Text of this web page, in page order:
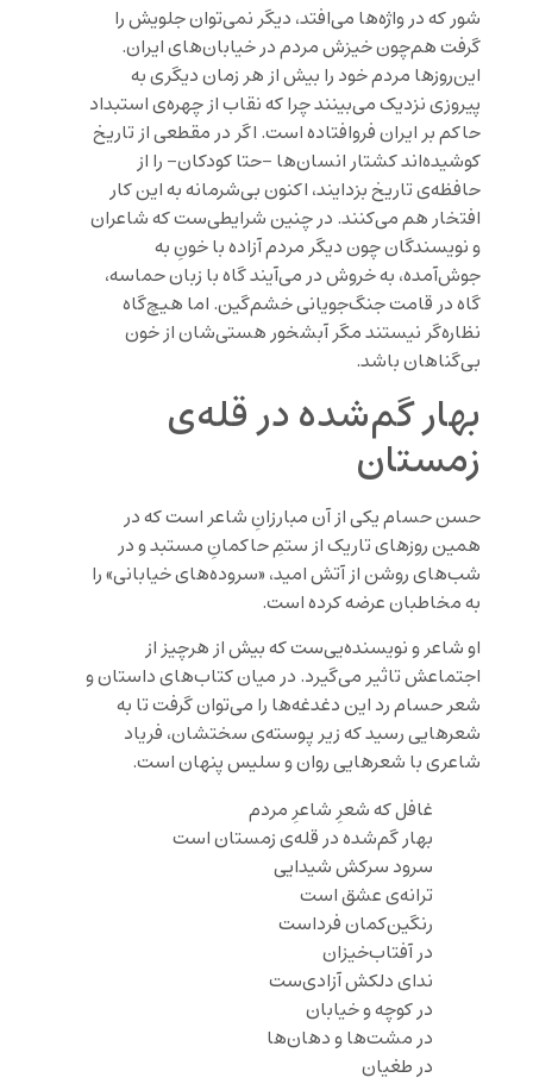
شور که در واژه‌ها می‌افتد، دیگر نمی‌توان جلویش را
گرفت هم‌چون خیزش مردم در خیابان‌های ایران.
این‌روزها مردم خود را بیش از هر زمان دیگری به
پیروزی نزدیک می‌بینند چرا که نقاب از چهره‌ی استبداد
حاکم بر ایران فروافتاده ‌است. اگر در مقطعی از تاریخ
کوشیده‌اند کشتار انسان‌ها -حتا کودکان- را از
حافظه‌ی تاریخ بزدایند، اکنون بی‌شرمانه به این کار
افتخار هم می‌کنند. در چنین شرایطی‌ست که شاعران
و نویسندگان چون دیگر مردم آزاده با خونِ به
جوش‌آمده، به خروش در می‌آیند گاه با زبان حماسه،
گاه در قامت جنگ‌جویانی خشم‌گین. اما هیچ‌گاه
نظاره‌گر نیستند مگر آبشخور هستی‌شان از خون
بی‌گناهان باشد.
بهار گم‌شده در قله‌ی
زمستان
حسن حسام یکی از آن مبارزانِ شاعر است که در
همین روزهای تاریک از ستمِ حاکمانِ مستبد و در
شب‌های روشن از آتش امید، «سروده‌های خیابانی» را
به مخاطبان عرضه کرده ‌است.
او شاعر و نویسنده‌یی‌ست که بیش از هرچیز از
اجتماعش تاثیر می‌گیرد. در میان کتاب‌های داستان و
شعر حسام رد این دغدغه‌ها را می‌توان گرفت تا به
شعرهایی رسید که زیر پوسته‌ی سختشان، فریاد
شاعری با شعرهایی روان و سلیس پنهان است.
غافل که شعرِ شاعرِ مردم
بهار گم‌شده در قله‌ی زمستان است
سرود سرکش شیدایی
ترانه‌ی عشق است
رنگین‌کمان فرداست
در آفتاب‌خیزان
ندای دلکش آزادی‌ست
در کوچه و خیابان
در مشت‌ها و دهان‌ها
در طغیان